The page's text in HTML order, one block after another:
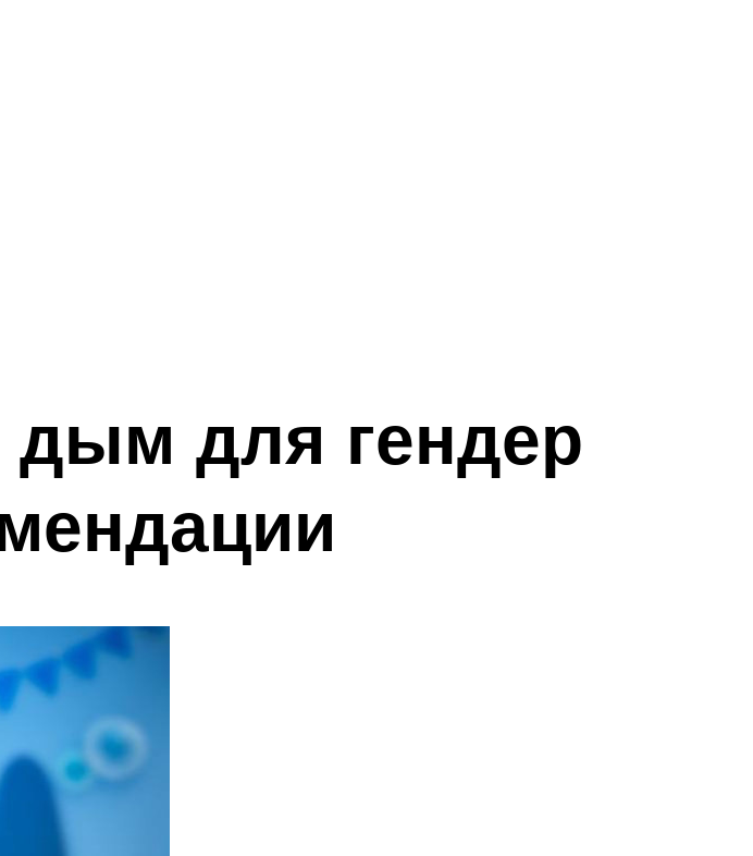
дым для гендер